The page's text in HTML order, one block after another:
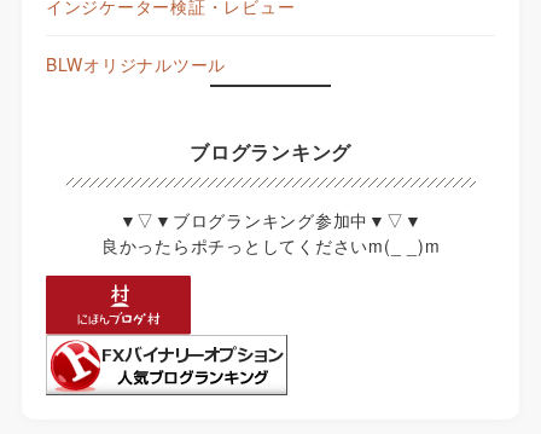
インジケーター検証・レビュー
BLWオリジナルツール
ブログランキング
▼▽▼ブログランキング参加中▼▽▼
良かったらポチっとしてくださいm(_ _)m